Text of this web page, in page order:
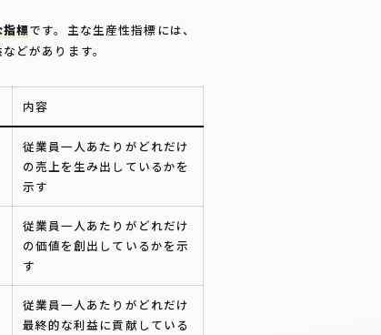
指標です。主な生産性指標には、
どがあります。
内容
従業員一人あたりがどれだけ
の売上を生み出しているかを
示す
従業員一人あたりがどれだけ
の価値を創出しているかを示
す
従業員一人あたりがどれだけ
最終的な利益に貢献している